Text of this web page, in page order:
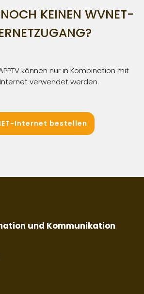
KEINEN WVNET-
APPTV können nur in Kombination mit
Internet verwendet werden.
Internet bestellen
und Kommunikation